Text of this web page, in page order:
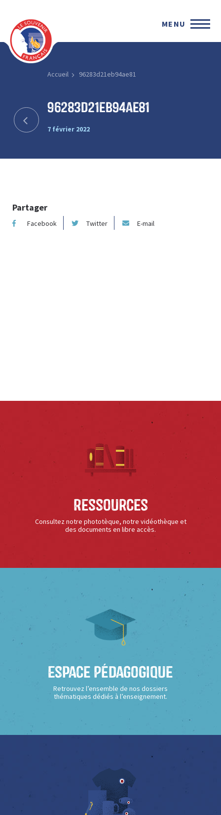
MENU
Accueil 96283d21eb94ae81
96283d21eb94ae81
7 février 2022
Partager
Facebook Twitter E-mail
Ressources
Consultez notre phototèque, notre vidéothèque et
des documents en libre accès.
Espace Pédagogique
Retrouvez l’ensemble de nos dossiers
thématiques dédiés à l’enseignement.